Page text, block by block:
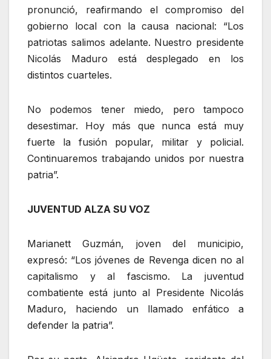
pronunció, reafirmando el compromiso del
gobierno local con la causa nacional: “Los
patriotas salimos adelante. Nuestro presidente
Nicolás Maduro está desplegado en los
distintos cuarteles.
No podemos tener miedo, pero tampoco
desestimar. Hoy más que nunca está muy
fuerte la fusión popular, militar y policial.
Continuaremos trabajando unidos por nuestra
patria”.
JUVENTUD ALZA SU VOZ
Marianett Guzmán, joven del municipio,
expresó: “Los jóvenes de Revenga dicen no al
capitalismo y al fascismo. La juventud
combatiente está junto al Presidente Nicolás
Maduro, haciendo un llamado enfático a
defender la patria”.